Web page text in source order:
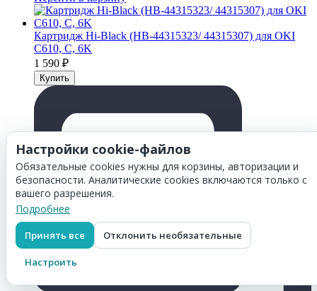
Картридж Hi-Black (HB-44315323/ 44315307) для OKI
C610, C, 6K
1 590 ₽
Настройки cookie-файлов
Обязательные cookies нужны для корзины, авторизации и
безопасности. Аналитические cookies включаются только с
вашего разрешения.
Подробнее
Принять все Отклонить необязательные
Настроить